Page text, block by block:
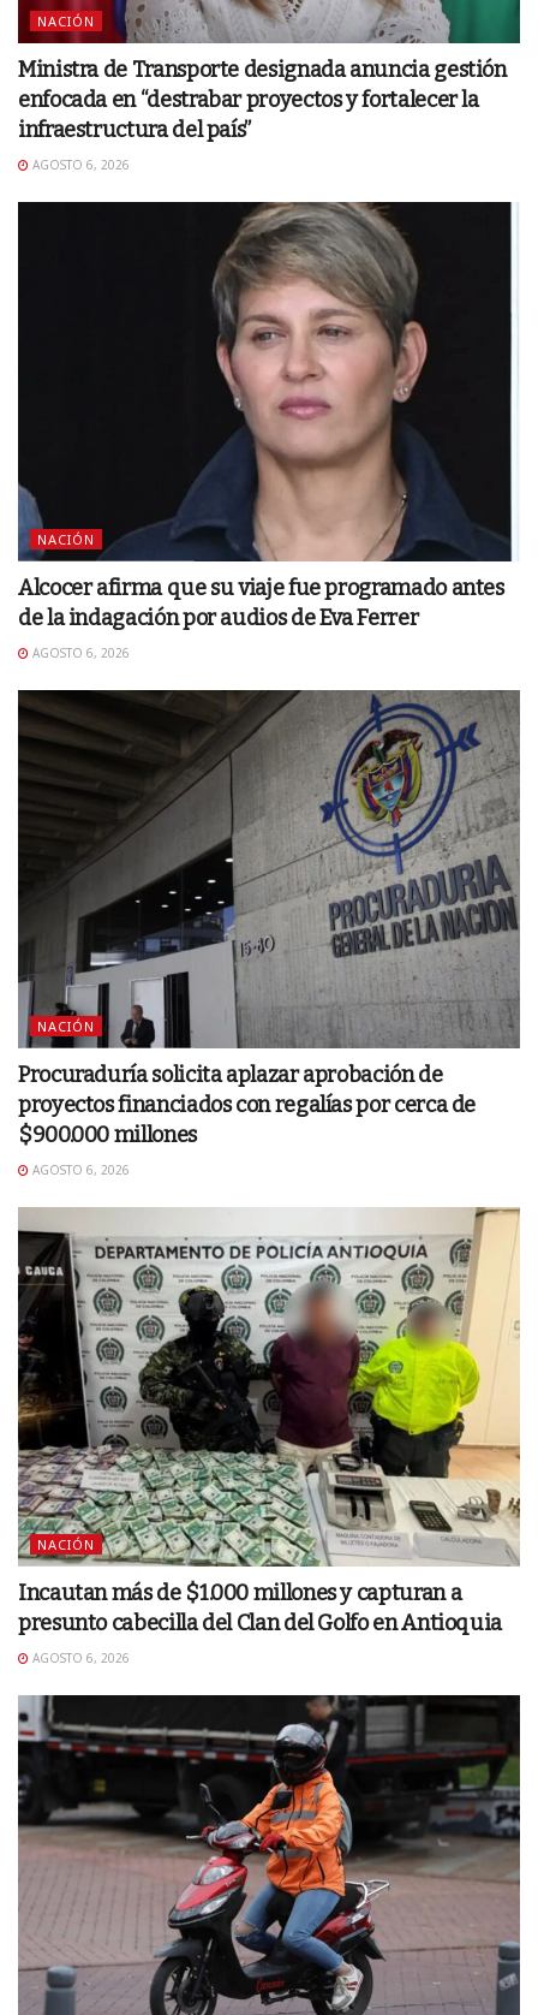
NACIÓN
Ministra de Transporte designada anuncia gestión
enfocada en “destrabar proyectos y fortalecer la
infraestructura del país”
AGOSTO 6, 2026
NACIÓN
Alcocer afirma que su viaje fue programado antes
de la indagación por audios de Eva Ferrer
AGOSTO 6, 2026
NACIÓN
Procuraduría solicita aplazar aprobación de
proyectos financiados con regalías por cerca de
$900.000 millones
AGOSTO 6, 2026
NACIÓN
Incautan más de $1.000 millones y capturan a
presunto cabecilla del Clan del Golfo en Antioquia
AGOSTO 6, 2026